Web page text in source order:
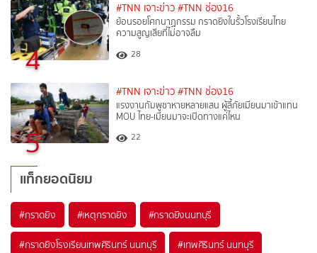
4
#TNN เจาะข่าว #TNN ช่อง16
ย้อนรอยโศกนาฏกรรม กราดยิงในรั้วโรงเรียนไทย
ความสูญเสียที่ไม่อาจลืม
28
5
#TNN เจาะข่าว #TNN ช่อง16
แรงงานกัมพูชาหายหลายแสน ผู้ลี้ภัยเมียนมาเข้าแทน
MOU ไทย-เมียนมาจะเปิดทางแค่ไหน
22
แท็กยอดนิยม
#กราดยิง #เหตุกราดยิง #กราดยิงนนทบุรี
#กราดยิงโรงเรียนเทพศิรินทร์ นนทบุรี #เทพศิรินทร์ นนทบุรี